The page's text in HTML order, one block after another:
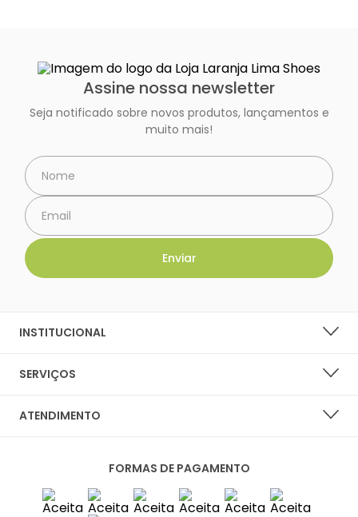
Assine nossa newsletter
Seja notificado sobre novos produtos, lançamentos e
muito mais!
INSTITUCIONAL
PERGUNTAS FREQUENTES
POLÍTICA DE ENTREGA
SERVIÇOS
ATENDIMENTO
SAC
FORMAS DE PAGAMENTO